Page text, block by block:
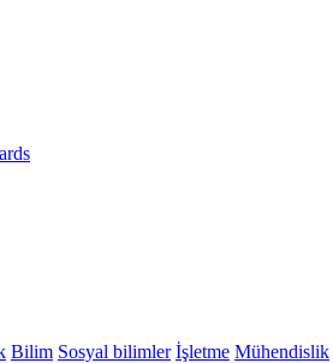
Bilim Sosyal bilimler İşletme Mühendislik